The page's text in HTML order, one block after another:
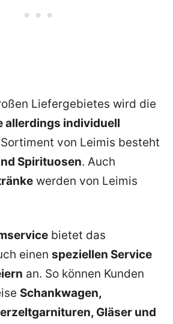
Liefergebietes wird die
allerdings individuell
von Leimis besteht
Spirituosen. Auch
werden von Leimis
bietet das
einen speziellen Service
an. So können Kunden
Schankwagen,
Gläser und